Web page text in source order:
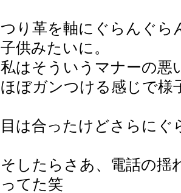
つり革を軸にぐらんぐら
子供みたいに。
私はそういうマナーの悪
ほぼガンつける感じで様
目は合ったけどさらにぐ
そしたらさあ、電話の揺
ってた笑